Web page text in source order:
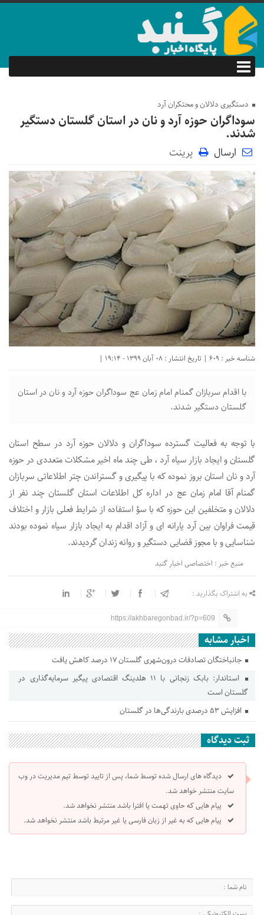
دستگیری دلالان و محتکران آرد
سوداگران حوزه آرد و نان در استان گلستان دستگیر
شدند.
ارسال پرینت
شناسه خبر : 609 | تاریخ انتشار : 08 آبان 1399 - 19:14 |
با اقدام سربازان گمنام امام زمان عج سوداگران حوزه آرد و نان در استان
گلستان دستگیر شدند.
با توجه به فعالیت گسترده سوداگران و دلالان حوزه آرد در سطح استان
گلستان و ایجاد بازار سیاه آرد ، طی چند ماه اخیر مشکلات متعددی در حوزه
آرد و نان استان بروز نموده که با پیگیری و گستراندن چتر اطلاعاتی سربازان
گمنام آقا امام زمان عج در اداره کل اطلاعات استان گلستان چند نفر از
دلالان و متخلفین این حوزه که با سؤ استفاده از شرایط فعلی بازار و اختلاف
قیمت فراوان بین آرد یارانه ای و آزاد اقدام به ایجاد بازار سیاه نموده بودند
شناسایی و با مجوز قضایی دستگیر و روانه زندان گردیدند.
منبع خبر : اختصاصی اخبار گنبد
به اشتراک بگذارید :
https://akhbaregonbad.ir/?p=609
اخبار مشابه
جانباختگان تصادفات درون‌شهری گلستان ۱۷ درصد کاهش یافت
استاندار: بابک زنجانی با ۱۱ هلدینگ اقتصادی پیگیر سرمایه‌گذاری در
گلستان است
افزایش ۵۳ درصدی بارندگی‌ها در گلستان
ثبت دیدگاه
دیدگاه های ارسال شده توسط شما، پس از تایید توسط تیم مدیریت در وب
سایت منتشر خواهد شد.
پیام هایی که حاوی تهمت یا افترا باشد منتشر نخواهد شد.
پیام هایی که به غیر از زبان فارسی یا غیر مرتبط باشد منتشر نخواهد شد.